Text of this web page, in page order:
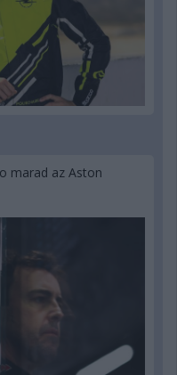
marad az Aston